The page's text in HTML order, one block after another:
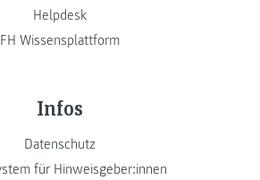
Helpdesk
FH Wissensplattform
Infos
Datenschutz
für Hinweisgeber:innen